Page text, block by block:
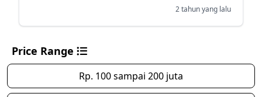
2 tahun yang lalu
Price Range
Rp. 100 sampai 200 juta